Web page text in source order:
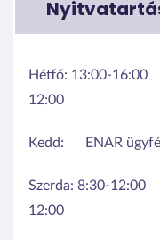
Hétfő: 13:00-16:00
12:00
Kedd: ENAR
Szerda: 8:30-12:00
12:00